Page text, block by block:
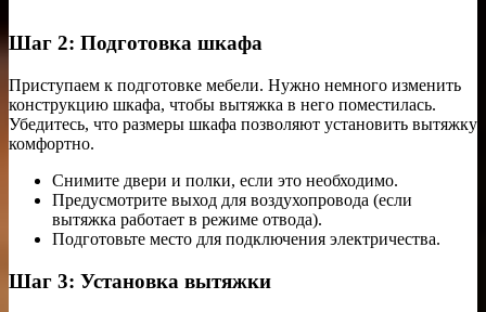
Шаг 2: Подготовка шкафа
Приступаем к подготовке мебели. Нужно немного изменить
конструкцию шкафа, чтобы вытяжка в него поместилась.
Убедитесь, что размеры шкафа позволяют установить вытяжку
комфортно.
Снимите двери и полки, если это необходимо.
Предусмотрите выход для воздухопровода (если
вытяжка работает в режиме отвода).
Подготовьте место для подключения электричества.
Шаг 3: Установка вытяжки